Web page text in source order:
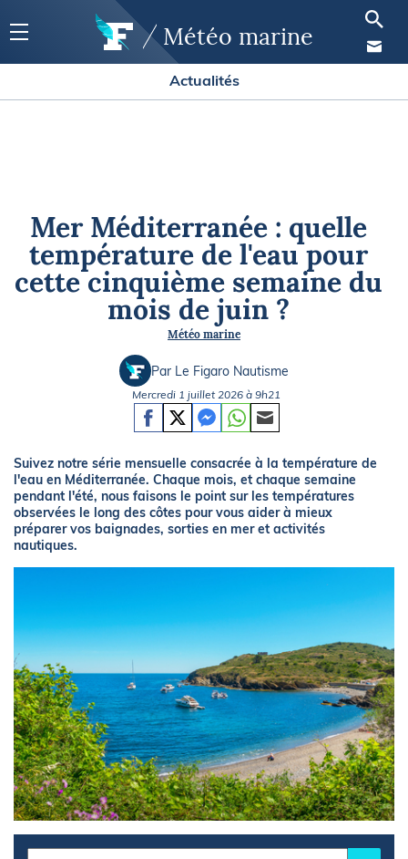
Météo marine
Actualités
Mer Méditerranée : quelle
température de l'eau pour
cette cinquième semaine du
mois de juin ?
Météo marine
Par Le Figaro Nautisme
Mercredi 1 juillet 2026 à 9h21
Suivez notre série mensuelle consacrée à la température de
l'eau en Méditerranée. Chaque mois, et chaque semaine
pendant l'été, nous faisons le point sur les températures
observées le long des côtes pour vous aider à mieux
préparer vos baignades, sorties en mer et activités
nautiques.